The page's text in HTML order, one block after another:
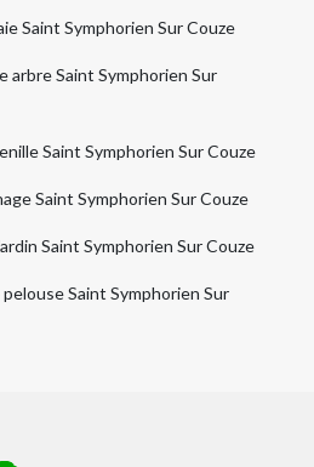
Saint Symphorien Sur Couze
arbre Saint Symphorien Sur
Saint Symphorien Sur Couze
Saint Symphorien Sur Couze
Saint Symphorien Sur Couze
Saint Symphorien Sur